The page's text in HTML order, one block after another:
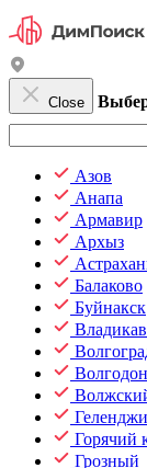
Close
Азов
Анапа
Армавир
Архыз
Балаково
Буйнакск
Горячий
Грозный